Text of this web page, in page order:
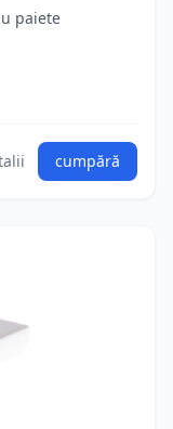
paiete
cumpără